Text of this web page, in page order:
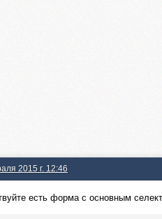
2015 г. 12:46
есть форма с основным